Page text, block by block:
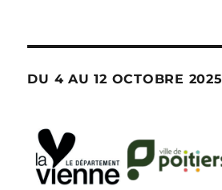
DU 4 AU 12 OCTOBRE 2025